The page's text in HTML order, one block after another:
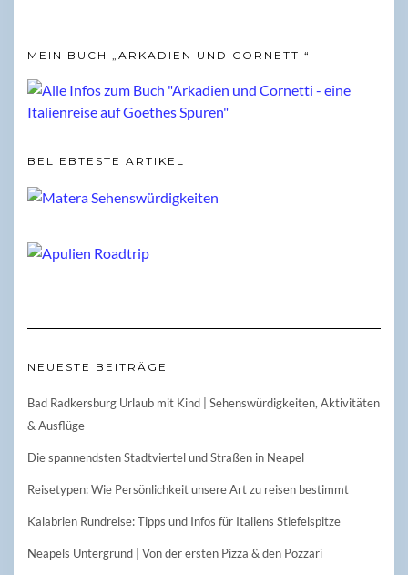
MEIN BUCH „ARKADIEN UND CORNETTI“
BELIEBTESTE ARTIKEL
NEUESTE BEITRÄGE
Bad Radkersburg Urlaub mit Kind | Sehenswürdigkeiten, Aktivitäten
& Ausflüge
Die spannendsten Stadtviertel und Straßen in Neapel
Reisetypen: Wie Persönlichkeit unsere Art zu reisen bestimmt
Kalabrien Rundreise: Tipps und Infos für Italiens Stiefelspitze
Neapels Untergrund | Von der ersten Pizza & den Pozzari